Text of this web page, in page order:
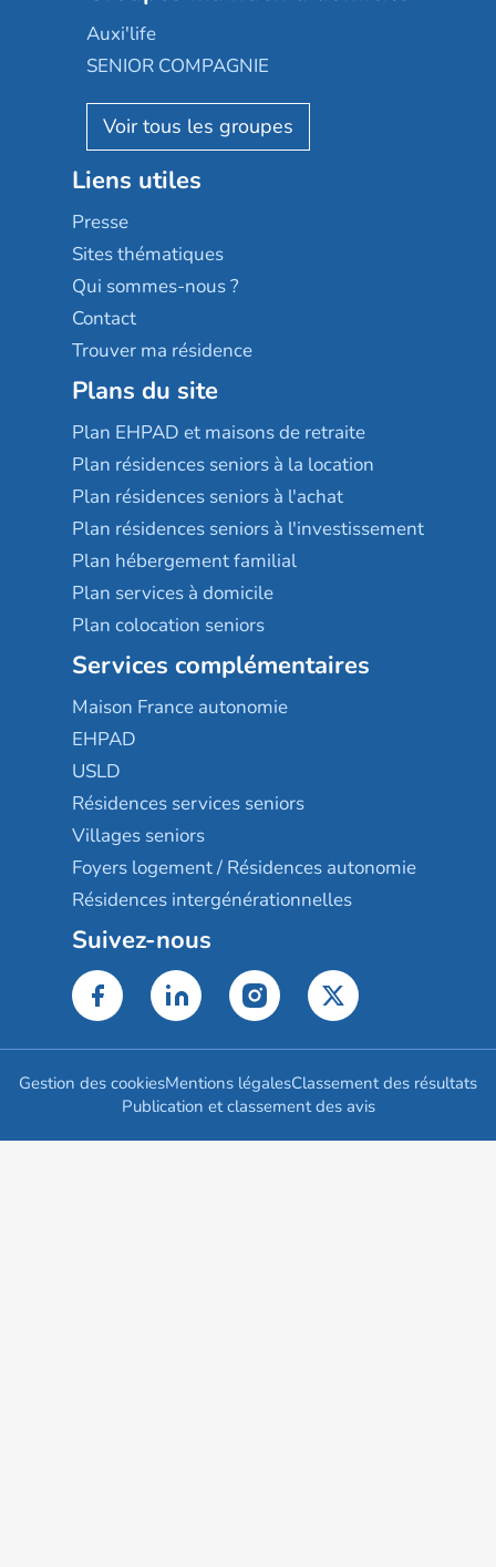
Occitalia
Appartseniors
Reseda
Stella management
Les villages d'or
Sérénys
Résidences services Villa Médicis
Le Noble Âge
Almage
Résidalya
Groupe aplus
Auxi'life
SENIOR COMPAGNIE
AGE D'OR Services
Liens utiles
Presse
Sites thématiques
Qui sommes-nous ?
Contact
Trouver ma résidence
Plans du site
Plan EHPAD et maisons de retraite
Plan résidences seniors à la location
Plan résidences seniors à l'achat
Plan résidences seniors à l'investissement
Plan hébergement familial
Plan services à domicile
Plan colocation seniors
Services complémentaires
Maison France autonomie
EHPAD
USLD
Résidences services seniors
Villages seniors
Foyers logement / Résidences autonomie
Résidences intergénérationnelles
Suivez-nous
Gestion des cookiesMentions légalesClassement des résultats
Publication et classement des avis